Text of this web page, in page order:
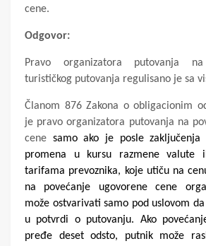
cene.
Odgovor:
Pravo organizatora putovanja
turističkog putovanja regulisano je sa
Članom 876 Zakona o obligacionim
je pravo organizatora putovanja na
cene samo ako je posle zaključenja
promena u kursu razmene valute
tarifama prevoznika, koje utiču na
na povećanje ugovorene cene
može ostvarivati samo pod uslovom
u potvrdi o putovanju. Ako
pređe deset odsto, putnik može